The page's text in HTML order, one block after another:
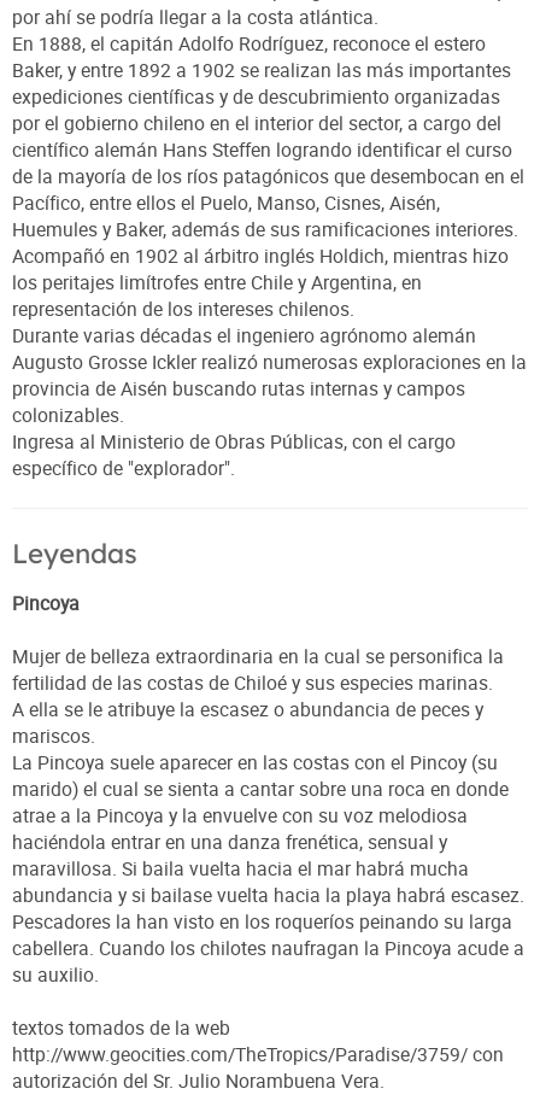
por ahí se podría llegar a la costa atlántica.
En 1888, el capitán Adolfo Rodríguez, reconoce el estero
Baker, y entre 1892 a 1902 se realizan las más importantes
expediciones científicas y de descubrimiento organizadas
por el gobierno chileno en el interior del sector, a cargo del
científico alemán Hans Steffen logrando identificar el curso
de la mayoría de los ríos patagónicos que desembocan en el
Pacífico, entre ellos el Puelo, Manso, Cisnes, Aisén,
Huemules y Baker, además de sus ramificaciones interiores.
Acompañó en 1902 al árbitro inglés Holdich, mientras hizo
los peritajes limítrofes entre Chile y Argentina, en
representación de los intereses chilenos.
Durante varias décadas el ingeniero agrónomo alemán
Augusto Grosse Ickler realizó numerosas exploraciones en la
provincia de Aisén buscando rutas internas y campos
colonizables.
Ingresa al Ministerio de Obras Públicas, con el cargo
específico de "explorador".
Leyendas
Pincoya
Mujer de belleza extraordinaria en la cual se personifica la
fertilidad de las costas de Chiloé y sus especies marinas.
A ella se le atribuye la escasez o abundancia de peces y
mariscos.
La Pincoya suele aparecer en las costas con el Pincoy (su
marido) el cual se sienta a cantar sobre una roca en donde
atrae a la Pincoya y la envuelve con su voz melodiosa
haciéndola entrar en una danza frenética, sensual y
maravillosa. Si baila vuelta hacia el mar habrá mucha
abundancia y si bailase vuelta hacia la playa habrá escasez.
Pescadores la han visto en los roqueríos peinando su larga
cabellera. Cuando los chilotes naufragan la Pincoya acude a
su auxilio.
textos tomados de la web
http://www.geocities.com/TheTropics/Paradise/3759/ con
autorización del Sr. Julio Norambuena Vera.